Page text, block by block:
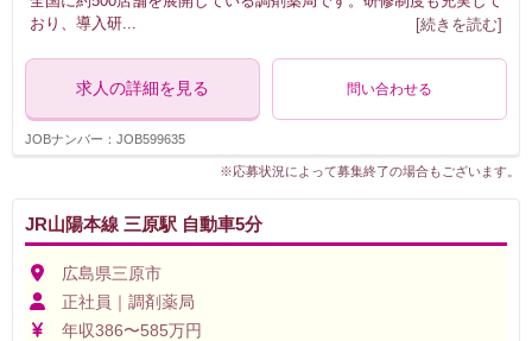
おり、導入研... [続きを読む]
求人の詳細を見る 問い合わせる
JOBナンバー：JOB599635
※応募状況によって募集終了の場合もございます。
JR山陽本線 三原駅 自動車5分
広島県三原市
正社員｜調剤薬局
年収386〜585万円